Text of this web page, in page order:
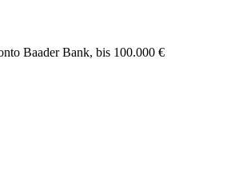
Baader Bank, bis 100.000 €